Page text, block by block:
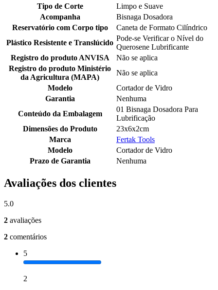
Tipo de Corte
Limpo e Suave
Acompanha
Bisnaga Dosadora
Reservatório com Corpo tipo
Caneta de Formato Cilíndrico
Plástico Resistente e Translúcido
Pode-se Verificar o Nível do
Querosene Lubrificante
Registro do produto ANVISA
Não se aplica
Registro do produto Ministério
da Agricultura (MAPA)
Não se aplica
Modelo
Cortador de Vidro
Garantia
Nenhuma
Conteúdo da Embalagem
01 Bisnaga Dosadora Para
Lubrificação
Dimensões do Produto
23x6x2cm
Marca
Fertak Tools
Modelo
Cortador de Vidro
Prazo de Garantia
Nenhuma
Avaliações dos clientes
5.0
2 avaliações
2 comentários
5
2